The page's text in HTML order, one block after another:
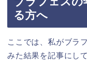
る方へ
ここでは、私がブラ
みた結果を記事にし